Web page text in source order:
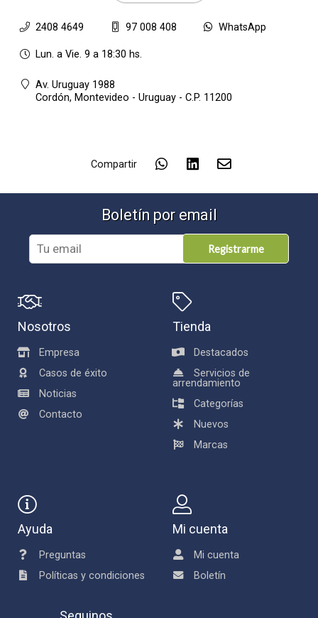
2408 4649 97 008 408 WhatsApp
Lun. a Vie. 9 a 18:30 hs.
Av. Uruguay 1988
Cordón, Montevideo - Uruguay - C.P. 11200
Compartir
Boletín por email
Registrarme
Nosotros
Empresa
Casos de éxito
Noticias
Contacto
Tienda
Destacados
Servicios de
arrendamiento
Categorías
Nuevos
Marcas
Ayuda
Preguntas
Políticas y condiciones
Mi cuenta
Mi cuenta
Boletín